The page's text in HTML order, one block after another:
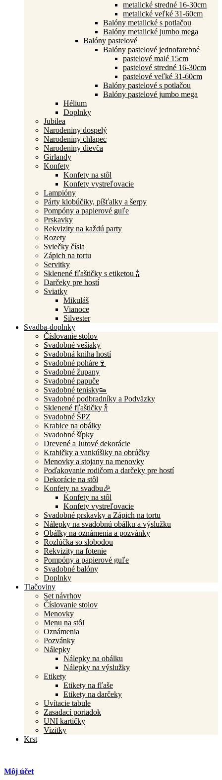
metalické stredné 16-30cm
metalické veľké 31-60cm
Balóny metalické s potlačou
Balóny metalické jumbo mega
Balóny pastelové
Balóny pastelové jednofarebné
pastelové malé 15cm
pastelové stredné 16-30cm
pastelové veľké 31-60cm
Balóny pastelové s potlačou
Balóny pastelové jumbo mega
Hélium
Doplnky
Jubilea
Narodeniny dospelý
Narodeniny chlapec
Narodeniny dievča
Girlandy
Konfety
Konfety na stôl
Konfety vystreľovacie
Lampióny
Párty klobúčiky, píšťalky a šerpy
Pompóny a papierové guľe
Prskavky
Rekvizity na každú party
Rozety
Sviečky čísla
Zápich na tortu
Servitky
Sklenené fľaštičky s etiketou 🍾
Darčeky pre hostí
Sviatky
Mikuláš
Vianoce
Silvester
Svadba-doplnky
Číslovanie stolov
Svadobné vešiaky
Svadobná kniha hostí
Svadobné poháre🍷
Svadobné župany
Svadobné papuče
Svadobné tenisky👟
Svadobné podbradníky a Podväzky
Sklenené fľaštičky 🍾
Svadobné ŠPZ
Krabice na obálky
Svadobné šípky
Drevené a Jutové dekorácie
Krabičky a vankúšiky na obrúčky
Menovky a stojany na menovky
Poďakovanie rodičom a darčeky pre hostí
Dekorácie na stôl
Konfety na svadbu🎉
Konfety na stôl
Konfety vystreľovacie
Svadobné prskavky a Zápich na tortu
Nálepky na svadobnú obálku a výslužku
Obálky na oznámenia a pozvánky
Rozlúčka so slobodou
Rekvizity na fotenie
Pompóny a papierové guľe
Svadobné balóny
Doplnky
Tlačoviny
Set návrhov
Číslovanie stolov
Menovky
Menu na stôl
Oznámenia
Pozvánky
Nálepky
Nálepky na obálku
Nálepky na výslužky
Etikety
Etikety na fľaše
Etikety na darčeky
Uvítacie tabule
Zasadací poriadok
UNI kartičky
Vizitky
Krst
Môj účet